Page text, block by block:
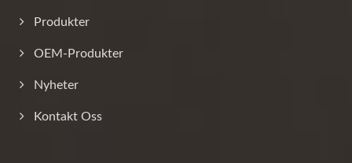
Produkter
OEM-Produkter
Nyheter
Kontakt Oss